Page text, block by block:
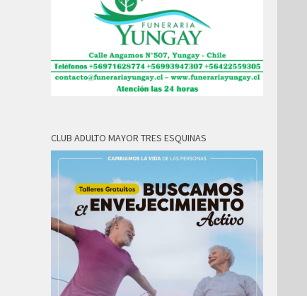
CLUB ADULTO MAYOR TRES ESQUINAS